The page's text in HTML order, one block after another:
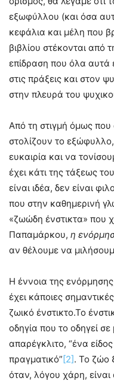
εξωφύλλου (και όσα
κεφάλια και μέλη που
βιβλίου στέκονται από
επίδραση που όλα αυτά
στις πράξεις και στον
στην πλευρά του
Από τη στιγμή όμως
στολίζουν το
ευκαιρία και να
έχει κάτι της τάξεως
είναι ιδέα, δεν είναι
που στην καθημερινή
«ζωώδη ένστικτα» που
Παπαμάρκου, η
αν θέλουμε να
Η έννοια της
έχει κάποιες
ζωικό ένστικτο.Το
οδηγία που το οδηγεί σε
απαρέγκλιτο, “ένα
πραγματικό” [2]. Το ζώο
όταν, λόγου χάρη,